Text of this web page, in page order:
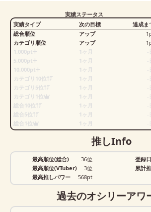
実績ステータス
実績タイプ
次の目標
達成ま
総合順位
アップ 1
カテゴリ順位
アップ 1
1,000pt
1ヶ月
5,000pt
1ヶ月
10,000pt
1ヶ月
カテゴリ10位
1ヶ月
カテゴリ5位
1ヶ月
カテゴリ1位
1ヶ月
総合10位
1ヶ月
総合5位
1ヶ月
総合1位
1ヶ月
推しInfo
最高順位(総合)
36位
最高順位(VTuber)
3位
最高推しパワー
568pt
登録日
累計
過去のオシリーアワ